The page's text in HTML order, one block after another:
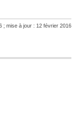
; mise à jour : 12 février 2016